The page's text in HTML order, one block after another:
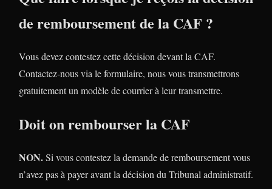
de remboursement de la CAF ?
Vous devez contestez cette décision devant la CAF.
Contactez-nous via le formulaire, nous vous transmettrons
gratuitement un modèle de courrier à leur transmettre.
Doit on rembourser la CAF
NON.Si vous contestez la demande de remboursement vous
n’avez pas à payer avant la décision du Tribunal administratif.